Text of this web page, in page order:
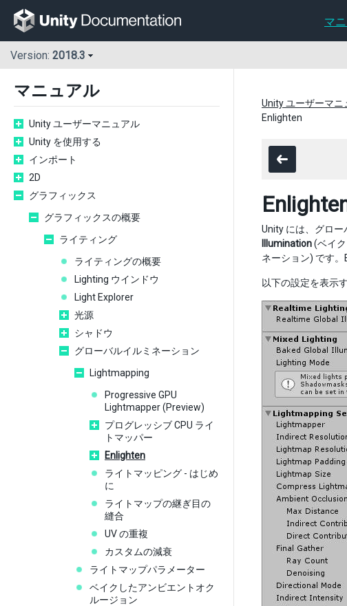
マ
Version: 2018.3
マニュアル
Unity ユーザーマニュアル
Unity を使用する
インポート
2D
グラフィックス
グラフィックスの概要
ライティング
ライティングの概要
Lighting ウインドウ
Light Explorer
光源
シャドウ
グローバルイルミネーション
Lightmapping
Progressive GPU
Lightmapper (Preview)
プログレッシブ CPU ライ
トマッパー
Enlighten
ライトマッピング - はじめ
に
ライトマップの継ぎ目の
縫合
UV の重複
カスタムの減衰
ライトマップパラメーター
ベイクしたアンビエントオク
ルージョン
Unity ユーザーマニ
Enlighten
Unity には、グロー
Illumination(ベイ
ネーション) です
以下の設定を表示